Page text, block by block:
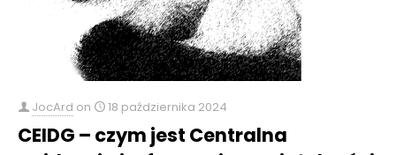
JocArd on 18 października 2024
CEIDG – czym jest Centralna